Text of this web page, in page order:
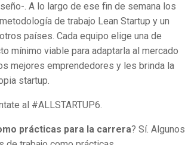
. A lo largo de ese fin de semana los
de trabajo Lean Startup y un
países. Cada equipo elige una de
mínimo viable para adaptarla al mercado
mejores emprendedores y les brinda la
startup.
al #ALLSTARTUP6.
prácticas para la carrera? Sí. Algunos